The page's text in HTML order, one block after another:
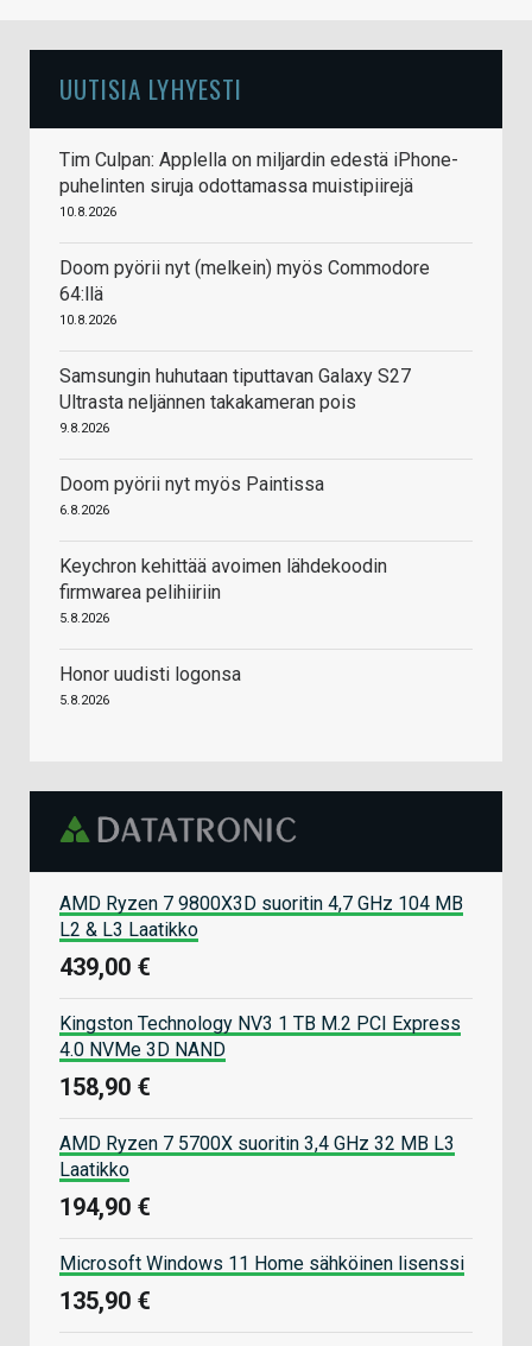
UUTISIA LYHYESTI
Tim Culpan: Applella on miljardin edestä iPhone-
puhelinten siruja odottamassa muistipiirejä
10.8.2026
Doom pyörii nyt (melkein) myös Commodore
64:llä
10.8.2026
Samsungin huhutaan tiputtavan Galaxy S27
Ultrasta neljännen takakameran pois
9.8.2026
Doom pyörii nyt myös Paintissa
6.8.2026
Keychron kehittää avoimen lähdekoodin
firmwarea pelihiiriin
5.8.2026
Honor uudisti logonsa
5.8.2026
AMD Ryzen 7 9800X3D suoritin 4,7 GHz 104 MB
L2 & L3 Laatikko
439,00 €
Kingston Technology NV3 1 TB M.2 PCI Express
4.0 NVMe 3D NAND
158,90 €
AMD Ryzen 7 5700X suoritin 3,4 GHz 32 MB L3
Laatikko
194,90 €
Microsoft Windows 11 Home sähköinen lisenssi
135,90 €